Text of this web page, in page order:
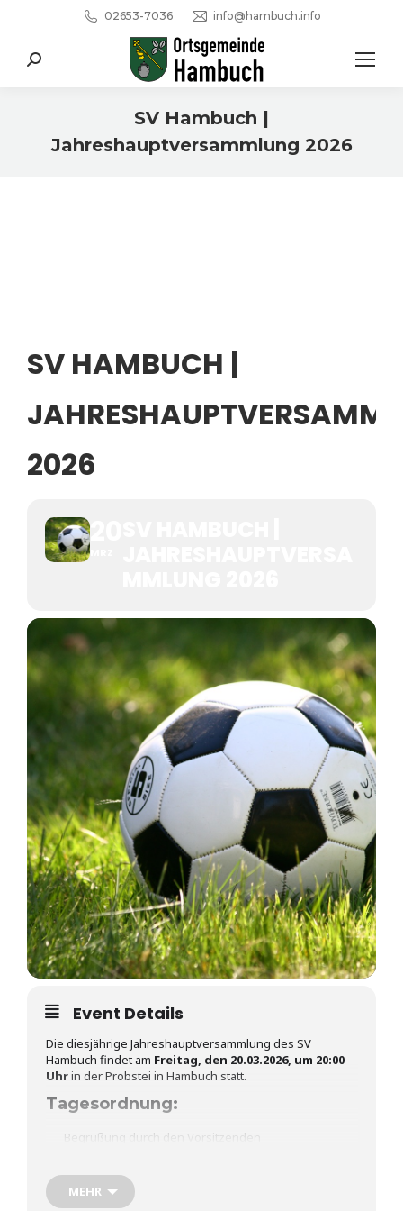
02653-7036 info@hambuch.info
Search:
SV Hambuch |
Jahreshauptversammlung 2026
SV HAMBUCH |
2026
Event Details
Die diesjährige Jahreshauptversammlung des SV
Hambuch findet am Freitag, den 20.03.2026, um 20:00
Uhrin der Probstei in Hambuch statt.
Tagesordnung:
Begrüßung durch den Vorsitzenden
Kassenbericht SV Hambuch
MEHR